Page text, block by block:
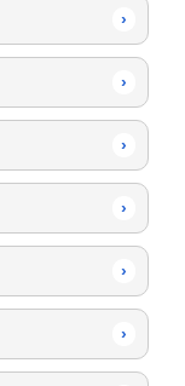
›
›
›
›
›
›